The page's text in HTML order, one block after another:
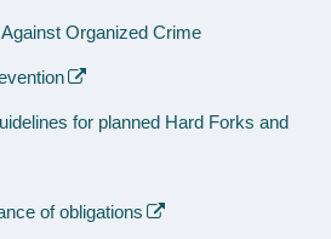
Organized Crime
for planned Hard Forks and
of obligations